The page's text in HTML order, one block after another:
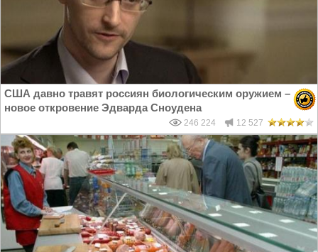
США давно травят россиян биологическим оружием –
новое откровение Эдварда Сноудена
246 224 12 527